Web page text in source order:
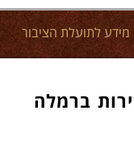
מידע לתועלת הציבור